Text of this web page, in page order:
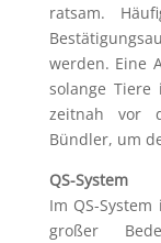
ratsam.
werden. Eine
solange
zeitnah vor
Bündler, um
QS-System
Im QS-
großer